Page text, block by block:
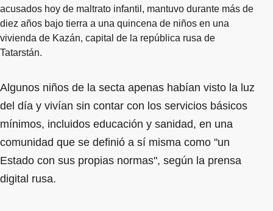
acusados hoy de maltrato infantil, mantuvo durante más de
diez años bajo tierra a una quincena de niños en una
vivienda de Kazán, capital de la república rusa de
Tatarstán.
Algunos niños de la secta apenas habían visto la luz
del día y vivían sin contar con los servicios básicos
mínimos, incluidos educación y sanidad, en una
comunidad que se definió a sí misma como "un
Estado con sus propias normas", según la prensa
digital rusa.